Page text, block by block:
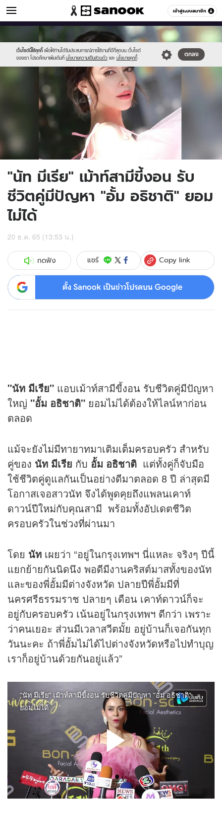
เข้าสู่ระบบสมาชิก
ข่าวบันเทิง หมวดอื่นๆ
เว็บไซต์นี้ใช้คุกกี้ เพื่อให้ท่านได้รับประสบการณ์การใช้งานที่ดีที่สุดบน เว็บไซต์
ของเรา โปรดศึกษาเพิ่มเติมที่ นโยบายความเป็นส่วนตัว และ นโยบายคุกกี้
ตกลง
//s.isanook.com/sr/0/images/logo-
new-
sanook.png
//s.isanook.com/ns/0/ud/1738/8690082/na01.jpg
"นัท มีเรีย" เม้าท์สามีขี้งอน รับ
ชีวิตคู่มีปัญหา "อั้ม อธิชาติ" ยอม
ไม่ได้
20 ธ.ค. 65 (13:53 น.)
กดฟัง แชร์ Copy link
ตั้ง Sanook เป็นข่าวโปรดบน Google
"นัท มีเรีย" แอบเม้าท์สามีขี้งอน รับชีวิตคู่มีปัญหา
ใหญ่ "อั้ม อธิชาติ" ยอมไม่ได้ต้องให้ไลน์หาก่อน
ตลอด
แม้จะยังไม่มีทายาทมาเติมเต็มครอบครัว สำหรับ
คู่ของ นัท มีเรีย กับ อั้ม อธิชาติ แต่ทั้งคู่ก็จับมือ
ใช้ชีวิตคู่ดูแลกันเป็นอย่างดีมาตลอด 8 ปี ล่าสุดมี
โอกาสเจอสาวนัท จึงได้พูดคุยถึงแพลนเคาท์
ดาวน์ปีใหม่กับคุณสามี พร้อมทั้งอัปเดตชีวิต
ครอบครัวในช่วงที่ผ่านมา
โดย นัท เผยว่า “อยู่ในกรุงเทพฯ นี่แหละ จริงๆ ปีนี้
แยกย้ายกันนิดนึง พอดีมีงานคริสต์มาสทั้งของนัท
และของพี่อั้มมีต่างจังหวัด ปลายปีพี่อั้มมีที่
นครศรีธรรมราช ปลายๆ เดือน เคาท์ดาวน์ก็จะ
อยู่กับครอบครัว เน้นอยู่ในกรุงเทพฯ ดีกว่า เพราะ
ว่าคนเยอะ ส่วนมีเวลาสวีตมั้ย อยู่บ้านก็เจอกันทุก
วันนะคะ ถ้าพี่อั้มไม่ได้ไปต่างจังหวัดหรือไปทำบุญ
เราก็อยู่บ้านด้วยกันอยู่แล้ว”